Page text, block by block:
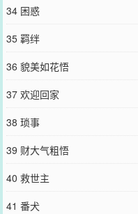
34 困惑
35 羁绊
36 貌美如花悟
37 欢迎回家
38 琐事
39 财大气粗悟
40 救世主
41 番犬